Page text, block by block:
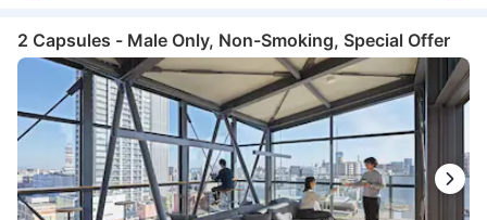
2 Capsules - Male Only, Non-Smoking, Special Offer